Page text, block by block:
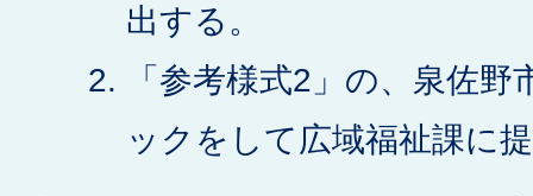
出する。
「参考様式2」の、泉佐
ックをして広域福祉課に